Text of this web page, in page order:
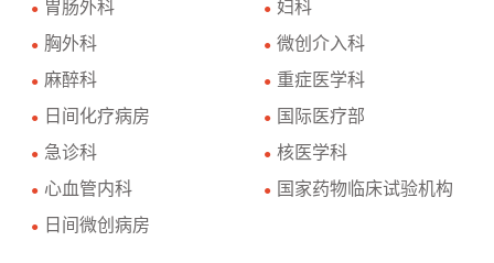
● 胃肠外科 ● 妇科
● 胸外科 ● 微创介入科
● 麻醉科 ● 重症医学科
● 日间化疗病房 ● 国际医疗部
● 急诊科 ● 核医学科
● 心血管内科 ● 国家药物临床试验机构
● 日间微创病房